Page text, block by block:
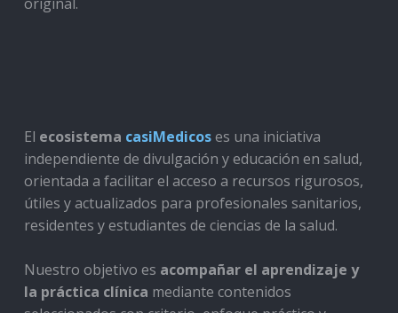
El ecosistema casiMedicoses una iniciativa
independiente de divulgación y educación en salud,
orientada a facilitar el acceso a recursos rigurosos,
útiles y actualizados para profesionales sanitarios,
residentes y estudiantes de ciencias de la salud.
Nuestro objetivo es acompañar el aprendizaje y
la práctica clínica mediante contenidos